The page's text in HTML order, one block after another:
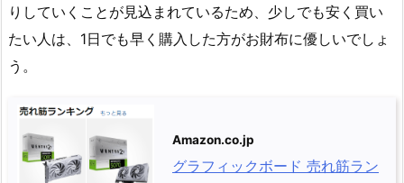
りしていくことが見込まれているため、少しでも安く買い
たい人は、1日でも早く購入した方がお財布に優しいでしょ
う。
Amazon.co.jp
グラフィックボード 売れ筋ラン